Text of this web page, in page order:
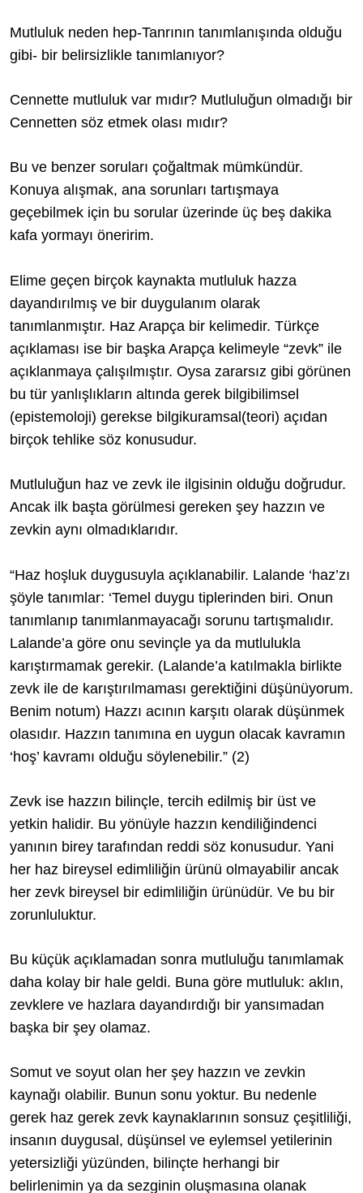
Mutluluk neden hep-Tanrının tanımlanışında olduğu
gibi- bir belirsizlikle tanımlanıyor?
Cennette mutluluk var mıdır? Mutluluğun olmadığı bir
Cennetten söz etmek olası mıdır?
Bu ve benzer soruları çoğaltmak mümkündür.
Konuya alışmak, ana sorunları tartışmaya
geçebilmek için bu sorular üzerinde üç beş dakika
kafa yormayı öneririm.
Elime geçen birçok kaynakta mutluluk hazza
dayandırılmış ve bir duygulanım olarak
tanımlanmıştır. Haz Arapça bir kelimedir. Türkçe
açıklaması ise bir başka Arapça kelimeyle “zevk” ile
açıklanmaya çalışılmıştır. Oysa zararsız gibi görünen
bu tür yanlışlıkların altında gerek bilgibilimsel
(epistemoloji) gerekse bilgikuramsal(teori) açıdan
birçok tehlike söz konusudur.
Mutluluğun haz ve zevk ile ilgisinin olduğu doğrudur.
Ancak ilk başta görülmesi gereken şey hazzın ve
zevkin aynı olmadıklarıdır.
“Haz hoşluk duygusuyla açıklanabilir. Lalande ‘haz’zı
şöyle tanımlar: ‘Temel duygu tiplerinden biri. Onun
tanımlanıp tanımlanmayacağı sorunu tartışmalıdır.
Lalande’a göre onu sevinçle ya da mutlulukla
karıştırmamak gerekir. (Lalande’a katılmakla birlikte
zevk ile de karıştırılmaması gerektiğini düşünüyorum.
Benim notum) Hazzı acının karşıtı olarak düşünmek
olasıdır. Hazzın tanımına en uygun olacak kavramın
‘hoş’ kavramı olduğu söylenebilir.” (2)
Zevk ise hazzın bilinçle, tercih edilmiş bir üst ve
yetkin halidir. Bu yönüyle hazzın kendiliğindenci
yanının birey tarafından reddi söz konusudur. Yani
her haz bireysel edimliliğin ürünü olmayabilir ancak
her zevk bireysel bir edimliliğin ürünüdür. Ve bu bir
zorunluluktur.
Bu küçük açıklamadan sonra mutluluğu tanımlamak
daha kolay bir hale geldi. Buna göre mutluluk: aklın,
zevklere ve hazlara dayandırdığı bir yansımadan
başka bir şey olamaz.
Somut ve soyut olan her şey hazzın ve zevkin
kaynağı olabilir. Bunun sonu yoktur. Bu nedenle
gerek haz gerek zevk kaynaklarının sonsuz çeşitliliği,
insanın duygusal, düşünsel ve eylemsel yetilerinin
yetersizliği yüzünden, bilinçte herhangi bir
belirlenimin ya da sezginin oluşmasına olanak